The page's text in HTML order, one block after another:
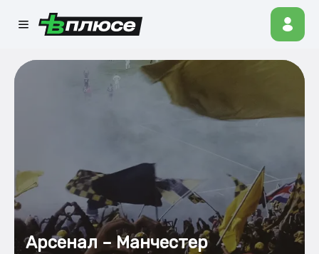
Арсенал – Манчестер